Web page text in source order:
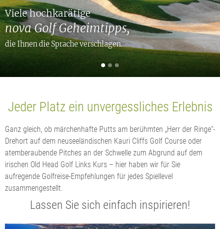
Jeder Platz ein unvergessliches Erlebnis
Ganz gleich, ob märchenhafte Putts am berühmten „Herr der Ringe“-
Drehort auf dem neuseeländischen Kauri Cliffs Golf Course oder
atemberaubende Pitches an der Schwelle zum Abgrund auf dem
irischen Old Head Golf Links Kurs – hier haben wir für Sie
aufregende Golfreise-Empfehlungen für jedes Spiellevel
zusammengestellt.
Lassen Sie sich einfach inspirieren!